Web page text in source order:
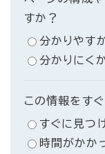
すか？
分かりやす
分かりにく
この情報をす
すぐに見つ
時間がかか